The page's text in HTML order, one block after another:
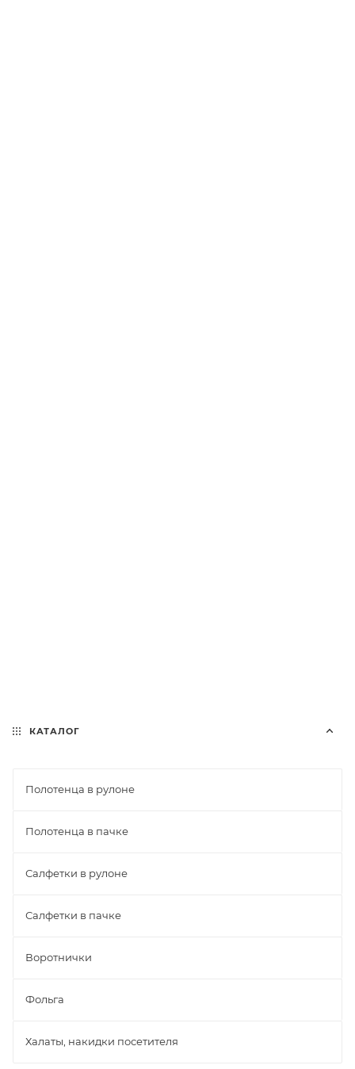
КАТАЛОГ
Полотенца в рулоне
Полотенца в пачке
Салфетки в рулоне
Салфетки в пачке
Воротнички
Фольга
Халаты, накидки посетителя